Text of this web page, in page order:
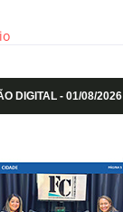
DIGITAL - 01/08/2026